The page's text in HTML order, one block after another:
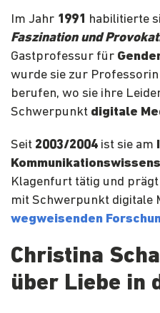
Im Jahr 1991 habilitierte
Faszination und
Gastprofessur für
wurde sie zur Professorin
berufen, wo sie ihre
Schwerpunkt digitale
Seit 2003/2004 ist sie am
Klagenfurt tätig und
mit Schwerpunkt digitale
wegweisenden
Christina
über Liebe in